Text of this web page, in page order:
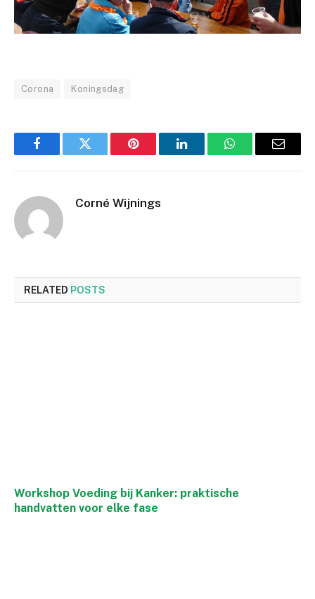
Corona Koningsdag
FacebookTwitter Pinterest LinkedInWhatsAppEmail
Corné Wijnings
RELATED POSTS
Workshop Voeding bij Kanker: praktische
handvatten voor elke fase